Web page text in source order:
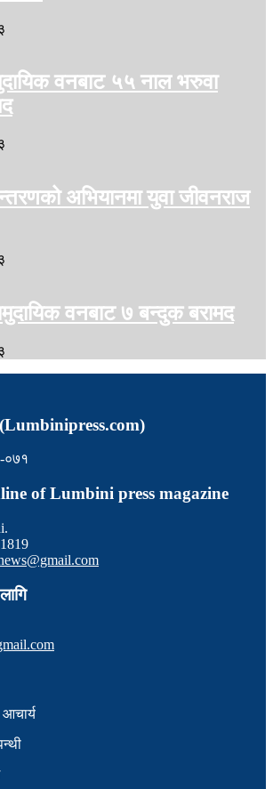
वनबाट ५५ नाल भरुवा
अभियानमा युवा जीवनराज
वनबाट ७ बन्दुक बरामद
०७१
of Lumbini press magazine
आचार्य